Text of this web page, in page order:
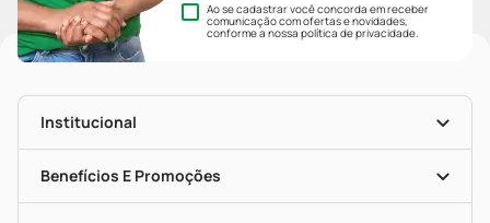
Ao se cadastrar você concorda em receber
comunicação com ofertas e novidades,
conforme a nossapolítica de privacidade.
Institucional
História
Nossas Lojas
Mapa De Categorias
Benefícios E Promoções
Clube PP